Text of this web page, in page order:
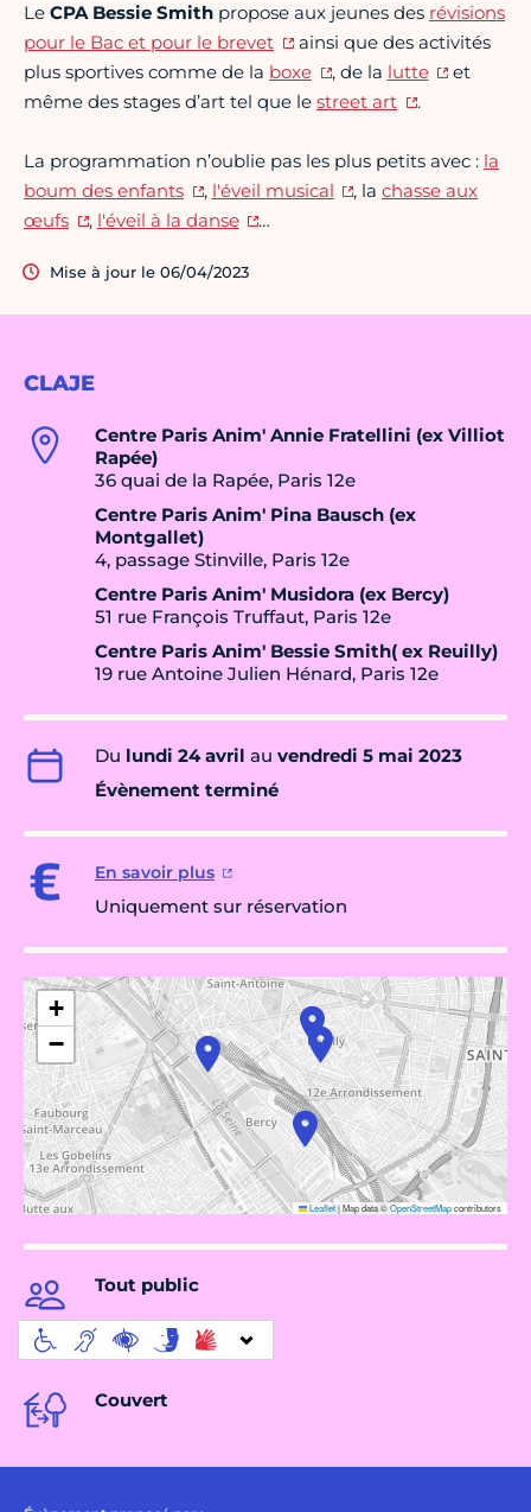
CLAJE
Centre Paris Anim' Annie Fratellini (ex Villiot
Rapée)
36 quai de la Rapée, Paris 12e
Centre Paris Anim' Pina Bausch (ex
Montgallet)
4, passage Stinville, Paris 12e
Centre Paris Anim' Musidora (ex Bercy)
51 rue François Truffaut, Paris 12e
Centre Paris Anim' Bessie Smith( ex Reuilly)
19 rue Antoine Julien Hénard, Paris 12e
Du lundi 24 avril au vendredi 5 mai 2023
Évènement terminé
En savoir plus
Uniquement sur réservation
+
−
Leaflet|Map data ©OpenStreetMapcontributors
Tout public
Couvert
Le CPA Bessie Smith propose aux jeunes des révisions
pour le Bac et pour le brevet
ainsi que des activités
plus sportives comme de la boxe , de la lutte
et
même des stages d’art tel que le street art .
La programmation n’oublie pas les plus petits avec : la
boum des enfants
, l'éveil musical , la chasse aux
œufs
, l'éveil à la danse …
Mise à jour le 06/04/2023